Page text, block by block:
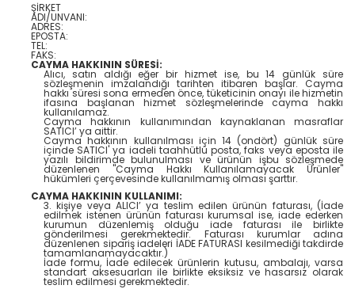
ŞİRKET
ADI/UNVANI:
ADRES:
EPOSTA:
TEL:
FAKS:
CAYMA HAKKININ SÜRESİ:
Alıcı, satın aldığı eğer bir hizmet ise, bu 14 günlük süre
sözleşmenin imzalandığı tarihten itibaren başlar. Cayma
hakkı süresi sona ermeden önce, tüketicinin onayı ile hizmetin
ifasına başlanan hizmet sözleşmelerinde cayma hakkı
kullanılamaz.
Cayma hakkının kullanımından kaynaklanan masraflar
SATICI’ ya aittir.
Cayma hakkının kullanılması için 14 (ondört) günlük süre
içinde SATICI' ya iadeli taahhütlü posta, faks veya eposta ile
yazılı bildirimde bulunulması ve ürünün işbu sözleşmede
düzenlenen "Cayma Hakkı Kullanılamayacak Ürünler"
hükümleri çerçevesinde kullanılmamış olması şarttır.
CAYMA HAKKININ KULLANIMI:
3. kişiye veya ALICI’ ya teslim edilen ürünün faturası, (İade
edilmek istenen ürünün faturası kurumsal ise, iade ederken
kurumun düzenlemiş olduğu iade faturası ile birlikte
gönderilmesi gerekmektedir. Faturası kurumlar adına
düzenlenen sipariş iadeleri İADE FATURASI kesilmediği takdirde
tamamlanamayacaktır.)
İade formu, İade edilecek ürünlerin kutusu, ambalajı, varsa
standart aksesuarları ile birlikte eksiksiz ve hasarsız olarak
teslim edilmesi gerekmektedir.